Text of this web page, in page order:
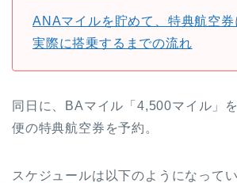
ANAマイルを貯めて、特典航空券
実際に搭乗するまでの流れ
同日に、BAマイル「4,500マイル」
便の特典航空券を予約。
スケジュールは以下のようになってい